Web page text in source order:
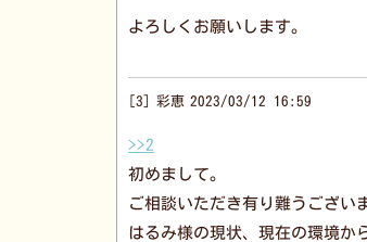
よろしくお願いします。
3 彩恵 2023/03/12 16:59
>>2
初めまして。
ご相談いただき有り難うござい
はるみ様の現状、現在の環境か